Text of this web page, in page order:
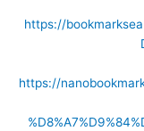
https://
https://